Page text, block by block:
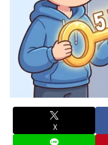
X